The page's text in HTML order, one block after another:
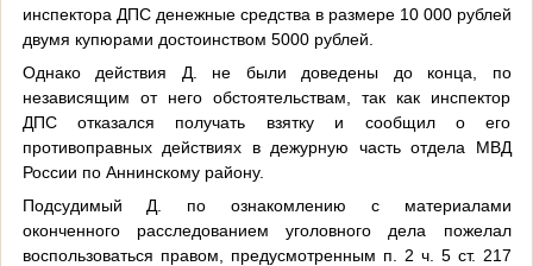
инспектора ДПС денежные средства в размере 10 000 рублей
двумя купюрами достоинством 5000 рублей.
Однако действия Д. не были доведены до конца, по
независящим от него обстоятельствам, так как инспектор
ДПС отказался получать взятку и сообщил о его
противоправных действиях в дежурную часть отдела МВД
России по Аннинскому району.
Подсудимый Д. по ознакомлению с материалами
оконченного расследованием уголовного дела пожелал
воспользоваться правом, предусмотренным п. 2 ч. 5 ст. 217